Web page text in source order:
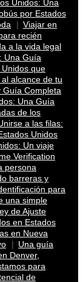
Unidos: Una
por Estados
Viajar en
recién
a la vida legal
Una Guía
que
alcance de tu
Guía Completa
Una Guía
de los
a las filas:
Unidos
Un viaje
Verification
persona
barreras y
para
una simple
de Ajuste
en Estados
en Nueva
Una guía
Denver,
para
de